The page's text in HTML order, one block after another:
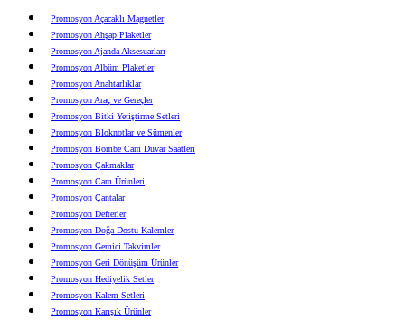
Promosyon Açacaklı Magnetler
Promosyon Ahşap Plaketler
Promosyon Ajanda Aksesuarları
Promosyon Albüm Plaketler
Promosyon Anahtarlıklar
Promosyon Araç ve Gereçler
Promosyon Bitki Yetiştirme Setleri
Promosyon Bloknotlar ve Sümenler
Promosyon Bombe Cam Duvar Saatleri
Promosyon Çakmaklar
Promosyon Cam Ürünleri
Promosyon Çantalar
Promosyon Defterler
Promosyon Doğa Dostu Kalemler
Promosyon Gemici Takvimler
Promosyon Geri Dönüşüm Ürünler
Promosyon Hediyelik Setler
Promosyon Kalem Setleri
Promosyon Karışık Ürünler